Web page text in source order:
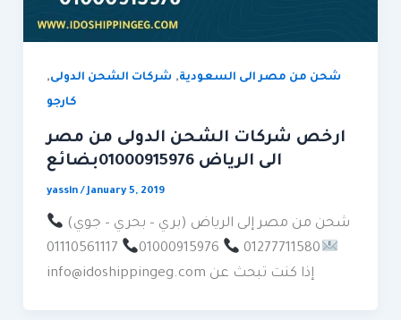
شحن من مصر الى السعودية, شركات الشحن الدولى,
كارجو
ارخص شركات الشحن الدولى من مصر
الى الرياض 01000915976بضائع
yassin/January 5, 2019
شحن من مصر إلى الرياض (بري – بحري – جوي)
01277711580
info@idoshippingeg.com إذا كنت تبحث عن